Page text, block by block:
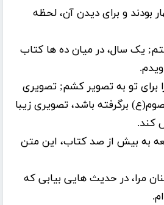
بودند و برای دیدن آن، لحظه
یک سال، در میان ده ها کتاب
برای تو به تصویر کشم; تصویری
برگرفته باشد، تصویری زیبا
کند.
به بیش از صد کتاب، این متن
مرا، در حدیث هایی بیابی که